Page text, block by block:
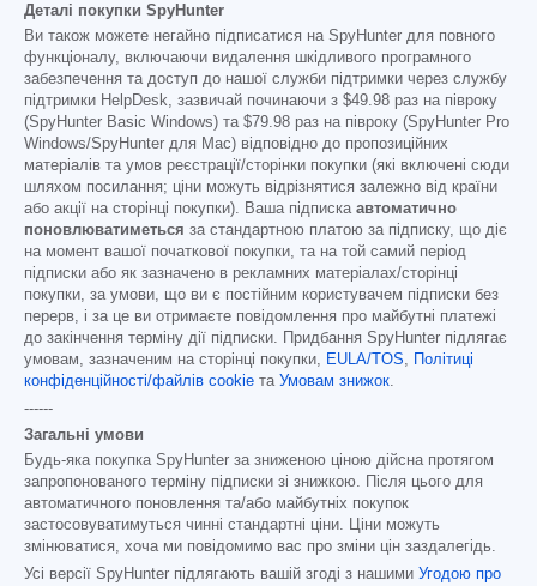
Деталі покупки SpyHunter
Ви також можете негайно підписатися на SpyHunter для повного
функціоналу, включаючи видалення шкідливого програмного
забезпечення та доступ до нашої служби підтримки через службу
підтримки HelpDesk, зазвичай починаючи з $49.98 раз на півроку
(SpyHunter Basic Windows) та $79.98 раз на півроку (SpyHunter Pro
Windows/SpyHunter для Mac) відповідно до пропозиційних
матеріалів та умов реєстрації/сторінки покупки (які включені сюди
шляхом посилання; ціни можуть відрізнятися залежно від країни
або акції на сторінці покупки). Ваша підписка автоматично
поновлюватиметься за стандартною платою за підписку, що діє
на момент вашої початкової покупки, та на той самий період
підписки або як зазначено в рекламних матеріалах/сторінці
покупки, за умови, що ви є постійним користувачем підписки без
перерв, і за це ви отримаєте повідомлення про майбутні платежі
до закінчення терміну дії підписки. Придбання SpyHunter підлягає
умовам, зазначеним на сторінці покупки, EULA/TOS,
Політиці
конфіденційності/файлів cookie та Умовам знижок.
------
Загальні умови
Будь-яка покупка SpyHunter за зниженою ціною дійсна протягом
запропонованого терміну підписки зі знижкою. Після цього для
автоматичного поновлення та/або майбутніх покупок
застосовуватимуться чинні стандартні ціни. Ціни можуть
змінюватися, хоча ми повідомимо вас про зміни цін заздалегідь.
Усі версії SpyHunter підлягають вашій згоді з нашими Угодою про